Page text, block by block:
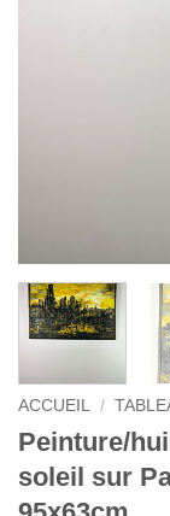
ACCUEIL /
Peinture/
soleil sur